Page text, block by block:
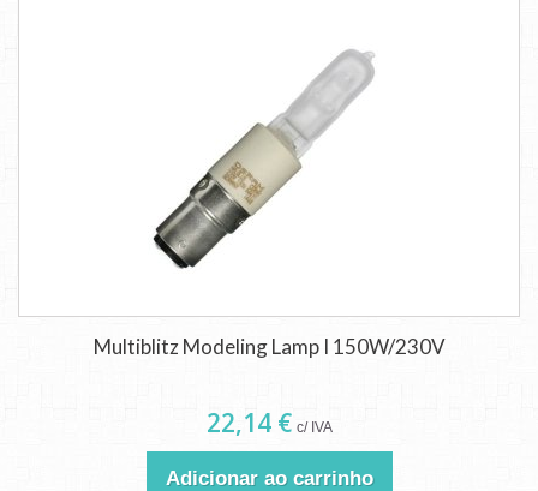
Multiblitz Modeling Lamp I 150W/230V
22,14 € c/ IVA
Adicionar ao carrinho